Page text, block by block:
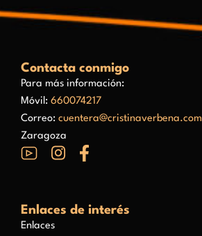
Contacta conmigo
Para más información:
Móvil: 660074217
Correo: cuentera@cristinaverbena.com
Zaragoza
Enlaces de interés
Enlaces